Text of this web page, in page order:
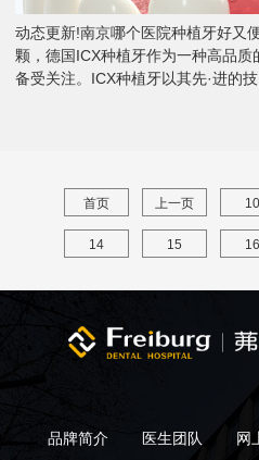
动态更新!南京哪个医院种植牙好又
颗，德国ICX种植牙作为一种高品
备受关注。ICX种植牙以其先·进的技
首页 上一页 10
14 15 16
品牌简介 医生团队 网